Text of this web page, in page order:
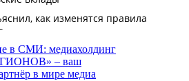
в СМИ: медиахолдинг
– ваш
в мире медиа